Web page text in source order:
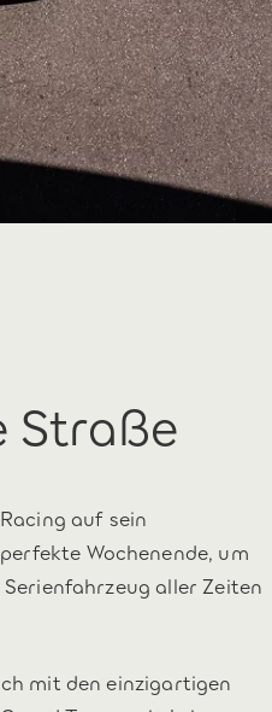
Straße
auf sein
Wochenende, um
aller Zeiten
mit den einzigartigen